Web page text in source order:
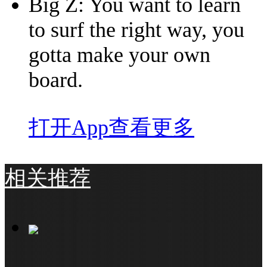
to surf the right way, you
gotta make your own
board.
打开App查看更多
相关推荐